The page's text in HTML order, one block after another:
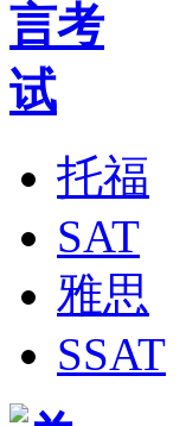
托福
SAT
雅思
SSAT